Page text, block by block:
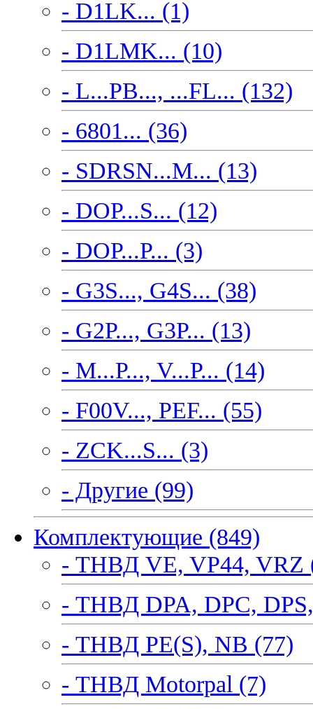
- D1LK... (1)
- D1LMK... (10)
- L...PB..., ...FL... (132)
- 6801... (36)
- SDRSN...M... (13)
- DOP...S... (12)
- DOP...P... (3)
- G3S..., G4S... (38)
- G2P..., G3P... (13)
- M...P..., V...P... (14)
- F00V..., PEF... (55)
- ZCK...S... (3)
- Другие (99)
Комплектующие (849)
- ТНВД VE, VP44, VRZ
- ТНВД DPA, DPC,
- ТНВД PE(S), NB (77)
- ТНВД Motorpal (7)